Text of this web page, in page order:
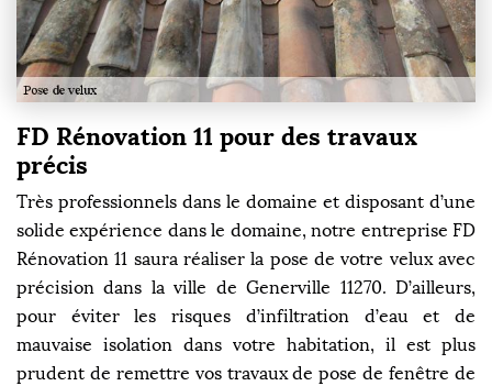
FD Rénovation 11 pour des travaux
précis
Très professionnels dans le domaine et disposant d’une
solide expérience dans le domaine, notre entreprise FD
Rénovation 11 saura réaliser la pose de votre velux avec
précision dans la ville de Generville 11270. D’ailleurs,
pour éviter les risques d’infiltration d’eau et de
mauvaise isolation dans votre habitation, il est plus
prudent de remettre vos travaux de pose de fenêtre de